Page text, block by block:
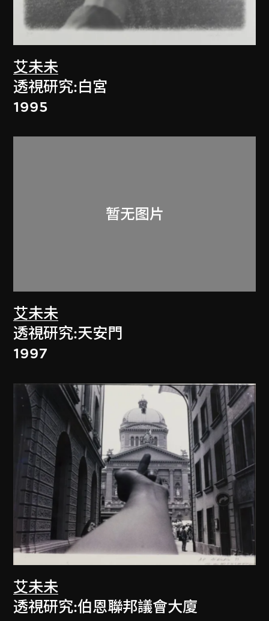
艾未未
透視研究:白宮
1995
艾未未
透視研究:天安門
1997
艾未未
透視研究:伯恩聯邦議會大廈